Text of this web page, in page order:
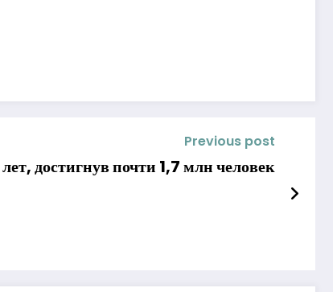
Previous post
достигнув почти 1,7 млн человек